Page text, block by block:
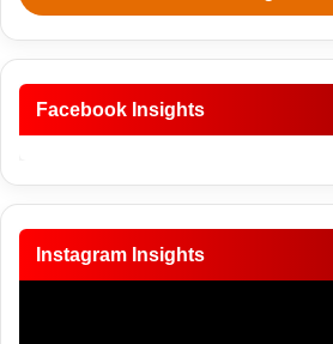
Facebook Insights
Instagram Insights